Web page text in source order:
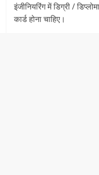
इंजीनियरिंग में डिग्री /
कार्ड होना चाहिए।